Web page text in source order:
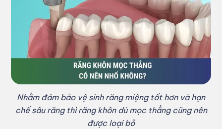
Nhằm đảm bảo vệ sinh răng miệng tốt hơn và hạn
chế sâu răng thì răng khôn dù mọc thẳng cũng nên
được loại bỏ